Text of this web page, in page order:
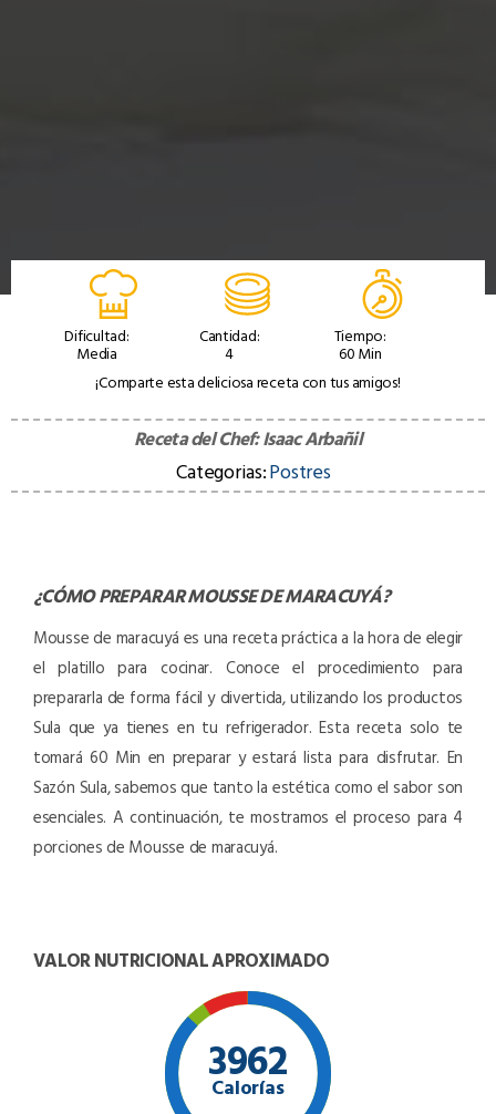
Dificultad:
Media
Cantidad:
4
Tiempo:
60 Min
¡Comparte esta deliciosa receta con tus amigos!
Receta del Chef:Isaac Arbañil
Categorias:Postres
¿CÓMO PREPARARMOUSSE DE MARACUYÁ?
Mousse de maracuyá es una receta práctica a la hora de elegir
el platillo para cocinar. Conoce el procedimiento para
prepararla de forma fácil y divertida, utilizando los productos
Sula que ya tienes en tu refrigerador. Esta receta solo te
tomará 60 Min en preparar y estará lista para disfrutar. En
Sazón Sula, sabemos que tanto la estética como el sabor son
esenciales. A continuación, te mostramos el proceso para 4
porciones de Mousse de maracuyá.
VALOR NUTRICIONAL APROXIMADO
3962
Calorías